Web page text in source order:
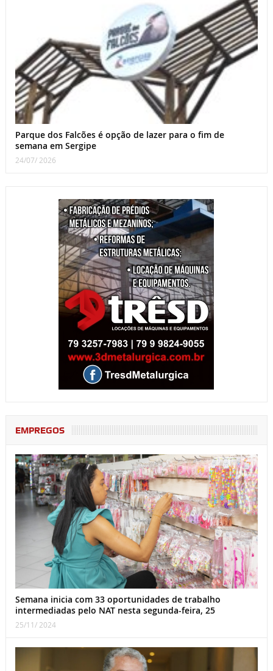
Parque dos Falcões é opção de lazer para o fim de
semana em Sergipe
24/07/ 2026
EMPREGOS
Semana inicia com 33 oportunidades de trabalho
intermediadas pelo NAT nesta segunda-feira, 25
25/11/ 2024